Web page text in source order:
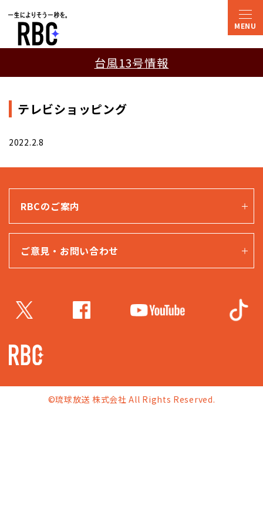
台風13号情報
テレビショッピング
2022.2.8
RBCのご案内
ご意見・お問い合わせ
©琉球放送 株式会社 All Rights Reserved.